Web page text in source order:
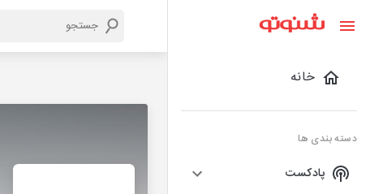
خانه
دسته بندی ها
پادکست